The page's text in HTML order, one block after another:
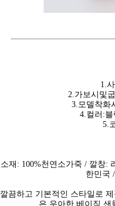
1.
2.가보시및
3.모델착화
4.컬러:블
5.
소재: 100%천연소가죽 / 깔창:
한민국
깔끔하고 기본적인 스타일로
은 우아한 베이직 샌